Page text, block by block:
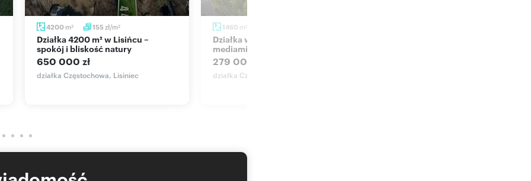
4200 m2 155 zł/m2
Działka 4200 m² w Lisińcu –
spokój i bliskość natury
650 000 zł
działka Częstochowa, Lisiniec
1460 m 2
Działka w Lisińcu 1460 m² z
mediami i dojazdem
279 000 zł
działka Częstochowa, Lisiniec, Naftowa